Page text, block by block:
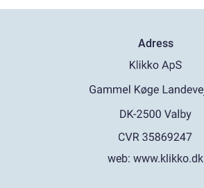
Adress
web: www.klikko.dk